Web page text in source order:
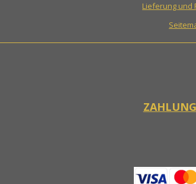
Lieferung und